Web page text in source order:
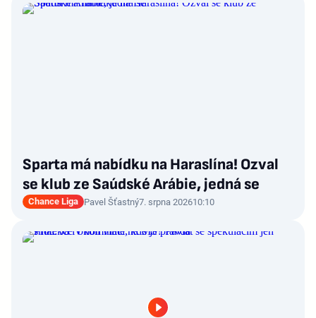
Sparta má nabídku na Haraslína! Ozval
se klub ze Saúdské Arábie, jedná se
Chance Liga Pavel Šťastný7. srpna 202610:10